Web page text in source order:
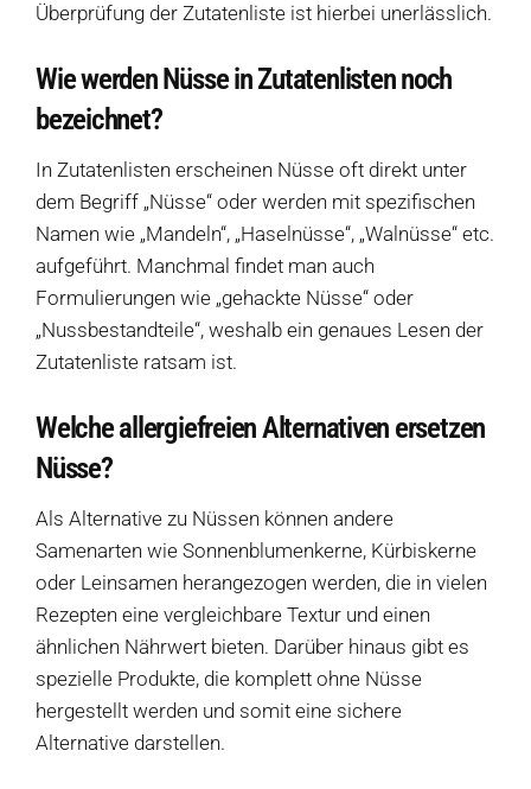
Überprüfung der Zutatenliste ist hierbei unerlässlich.
Wie werden Nüsse in Zutatenlisten noch
bezeichnet?
In Zutatenlisten erscheinen Nüsse oft direkt unter
dem Begriff „Nüsse“ oder werden mit spezifischen
Namen wie „Mandeln“, „Haselnüsse“, „Walnüsse“ etc.
aufgeführt. Manchmal findet man auch
Formulierungen wie „gehackte Nüsse“ oder
„Nussbestandteile“, weshalb ein genaues Lesen der
Zutatenliste ratsam ist.
Welche allergiefreien Alternativen ersetzen
Nüsse?
Als Alternative zu Nüssen können andere
Samenarten wie Sonnenblumenkerne, Kürbiskerne
oder Leinsamen herangezogen werden, die in vielen
Rezepten eine vergleichbare Textur und einen
ähnlichen Nährwert bieten. Darüber hinaus gibt es
spezielle Produkte, die komplett ohne Nüsse
hergestellt werden und somit eine sichere
Alternative darstellen.
Produkte
Salate